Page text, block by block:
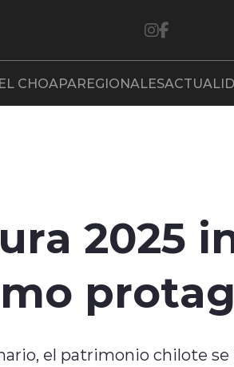
CHOAPAREGIONALES
2025
el patrimonio chilote